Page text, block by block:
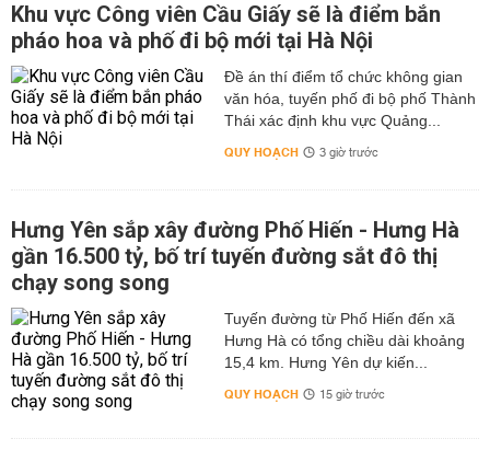
Khu vực Công viên Cầu Giấy sẽ là điểm bắn
pháo hoa và phố đi bộ mới tại Hà Nội
Đề án thí điểm tổ chức không gian
văn hóa, tuyến phố đi bộ phố Thành
Thái xác định khu vực Quảng...
QUY HOẠCH 3 giờ trước
Hưng Yên sắp xây đường Phố Hiến - Hưng Hà
gần 16.500 tỷ, bố trí tuyến đường sắt đô thị
chạy song song
Tuyến đường từ Phố Hiến đến xã
Hưng Hà có tổng chiều dài khoảng
15,4 km. Hưng Yên dự kiến...
QUY HOẠCH 15 giờ trước